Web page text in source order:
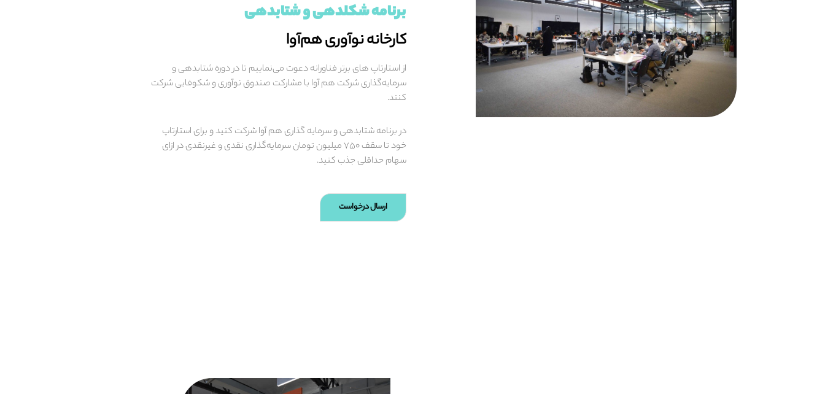
برنامه شکلدهی و شتابدهی
کارخانه نوآوری هم‌آوا
از استارتاپ های برتر فناورانه دعوت می‌نماییم تا در دوره شتابدهی و
سرمایه‌گذاری شرکت هم آوا با مشارکت صندوق نوآوری و شکوفایی شرکت
کنند.
در برنامه شتابدهی و سرمایه گذاری هم آوا شرکت کنید و برای استارتاپ
خود تا سقف ۷۵۰ میلیون تومان سرمایه‌گذاری نقدی و غیرنقدی در ازای
سهام حداقلی جذب کنید.
ارسال درخواست